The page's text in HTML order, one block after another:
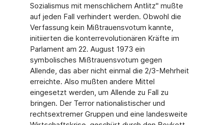
Sozialismus mit menschlichem Antlitz" mußte
auf jeden Fall verhindert werden. Obwohl die
Verfassung kein Mißtrauensvotum kannte,
initiierten die konterrevolutionären Kräfte im
Parlament am 22. August 1973 ein
symbolisches Mißtrauensvotum gegen
Allende, das aber nicht einmal die 2/3-Mehrheit
erreichte. Also mußten andere Mittel
eingesetzt werden, um Allende zu Fall zu
bringen. Der Terror nationalistischer und
rechtsextremer Gruppen und eine landesweite